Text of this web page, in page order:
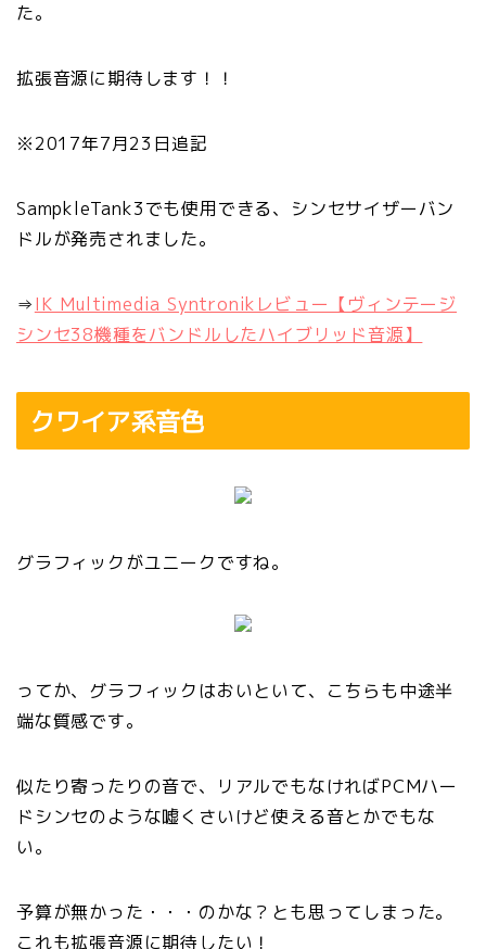
た。
拡張音源に期待します！！
※2017年7月23日追記
SampkleTank3でも使用できる、シンセサイザーバン
ドルが発売されました。
⇒IK Multimedia Syntronikレビュー【ヴィンテージ
シンセ38機種をバンドルしたハイブリッド音源】
クワイア系音色
グラフィックがユニークですね。
ってか、グラフィックはおいといて、こちらも中途半
端な質感です。
似たり寄ったりの音で、リアルでもなければPCMハー
ドシンセのような嘘くさいけど使える音とかでもな
い。
予算が無かった・・・のかな？とも思ってしまった。
これも拡張音源に期待したい！